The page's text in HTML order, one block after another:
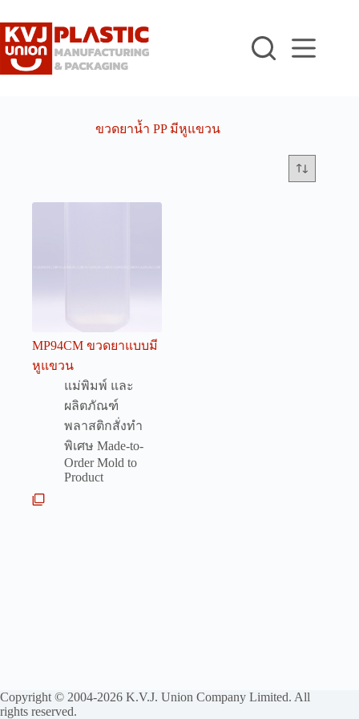
to
content
ขวดยาน้ำ PP มีหูแขวน
MP94CM ขวดยาแบบมี
หูแขวน
แม่พิมพ์ และ
ผลิตภัณฑ์
พลาสติกสั่งทำ
พิเศษ Made-to-
Order Mold to
Product
Copyright © 2004-2026 K.V.J. Union Company Limited. All
rights reserved.